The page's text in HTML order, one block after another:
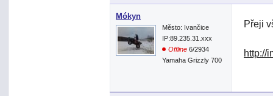
Mókyn
Město: Ivančice
IP:89.235.31.xxx
Offline 6/2934
Yamaha Grizzly 700
Přeji
http://